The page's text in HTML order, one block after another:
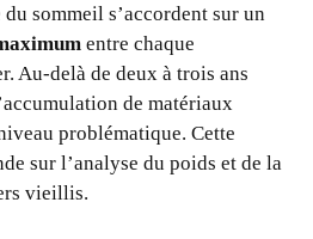
sommeil s’accordent sur un
entre chaque
Au-delà de deux à trois ans
de matériaux
problématique. Cette
sur l’analyse du poids et de la
vieillis.